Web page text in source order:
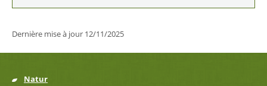
Dernière mise à jour 12/11/2025
Natur